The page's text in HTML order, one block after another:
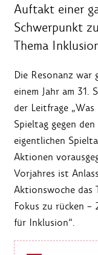
Auftakt einer
Schwerpunkt
Thema
Die Resonanz war
einem Jahr am 31.
der Leitfrage
Spieltag gegen
eigentlichen
Aktionen
Vorjahres ist
Aktionswoche das
Fokus zu rücken
für Inklusion“.